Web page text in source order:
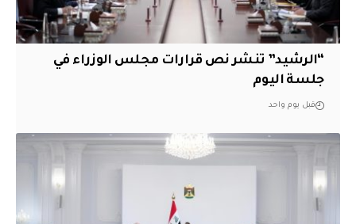
“الرشيد” تنشر نص قرارات مجلس الوزراء في
جلسة اليوم
قبل يوم واحد